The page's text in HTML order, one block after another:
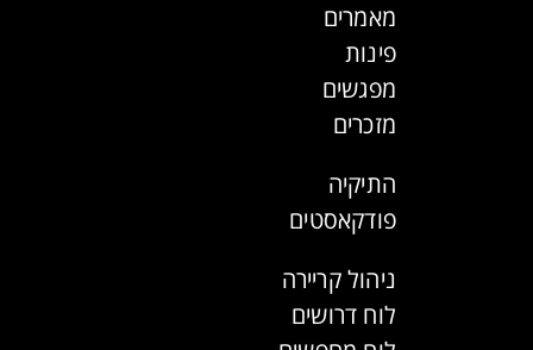
מאמרים
פינות
מפגשים
מזכרים
התיקיה
פודקאסטים
ניהול קריירה
לוח דרושים